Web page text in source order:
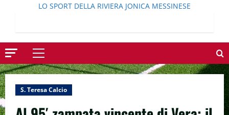
LO SPORT DELLA RIVIERA JONICA MESSINESE
Menu
principale
S. Teresa Calcio